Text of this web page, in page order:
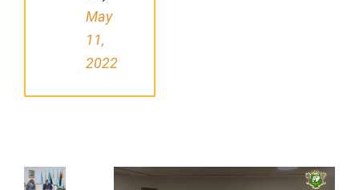
May
11,
2022
Lecteur